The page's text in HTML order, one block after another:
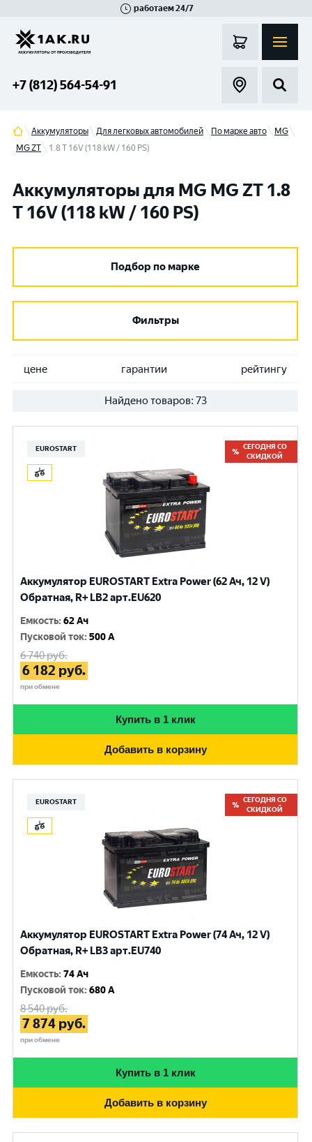
работаем 24/7
+7 (812) 564-54-91
Аккумуляторы Для легковых автомобилей По марке авто
MG
MG ZT
1.8 T 16V (118 kW / 160 PS)
Аккумуляторы для MG MG ZT 1.8
T 16V (118 kW / 160 PS)
Подбор по марке
Фильтры
цене гарантии рейтингу
Найдено товаров: 73
EUROSTART
СЕГОДНЯ СО
СКИДКОЙ
Аккумулятор EUROSTART Extra Power (62 Ач, 12 V)
Обратная, R+ LB2 арт.EU620
Емкость:62 Ач
Пусковой ток:500 A
6 740руб.
6 182 руб.
при обмене
Купить в 1 клик
Добавить в корзину
EUROSTART
СЕГОДНЯ СО
СКИДКОЙ
Аккумулятор EUROSTART Extra Power (74 Ач, 12 V)
Обратная, R+ LB3 арт.EU740
Емкость:74 Ач
Пусковой ток:680 A
8 540руб.
7 874 руб.
при обмене
Купить в 1 клик
Добавить в корзину
Гатчина